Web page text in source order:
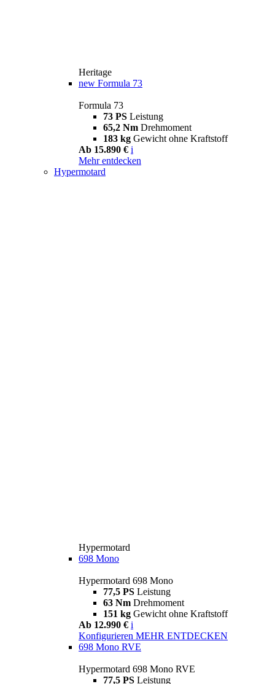
Heritage
new Formula 73
Formula 73
73 PS Leistung
65,2 Nm Drehmoment
183 kg Gewicht ohne Kraftstoff
Ab 15.890 € i
Mehr entdecken
Hypermotard
Hypermotard
698 Mono
Hypermotard 698 Mono
77,5 PS Leistung
63 Nm Drehmoment
151 kg Gewicht ohne Kraftstoff
Ab 12.990 € i
Konfigurieren MEHR ENTDECKEN
698 Mono RVE
Hypermotard 698 Mono RVE
77,5 PS Leistung